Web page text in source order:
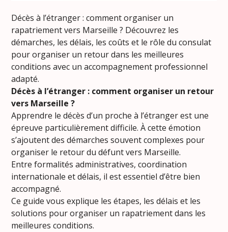
Décès à l’étranger : comment organiser un
rapatriement vers Marseille ? Découvrez les
démarches, les délais, les coûts et le rôle du consulat
pour organiser un retour dans les meilleures
conditions avec un accompagnement professionnel
adapté.
Décès à l’étranger : comment organiser un retour
vers Marseille ?
Apprendre le décès d’un proche à l’étranger est une
épreuve particulièrement difficile. À cette émotion
s’ajoutent des démarches souvent complexes pour
organiser le retour du défunt vers Marseille.
Entre formalités administratives, coordination
internationale et délais, il est essentiel d’être bien
accompagné.
Ce guide vous explique les étapes, les délais et les
solutions pour organiser un rapatriement dans les
meilleures conditions.